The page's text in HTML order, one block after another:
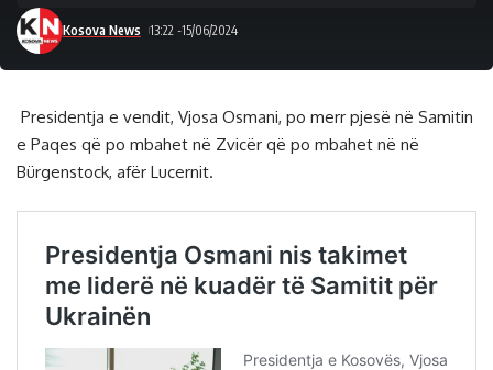
Kosova News 13:22 -15/06/2024
Presidentja e vendit, Vjosa Osmani, po merr pjesë në Samitin
e Paqes që po mbahet në Zvicër që po mbahet në në
Bürgenstock, afër Lucernit.